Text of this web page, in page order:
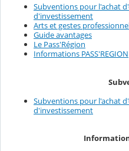
Subventions pour l'achat
d'investissement
Arts et gestes
Guide avantages
Le Pass'Région
Informations PASS'REGION
Subventions pour l'achat
d'investissement